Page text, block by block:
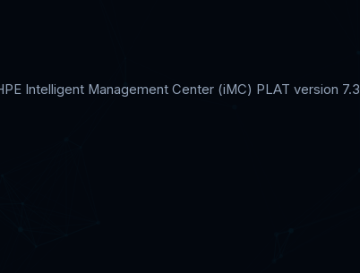
Intelligent Management Center (iMC) PLAT version 7.3